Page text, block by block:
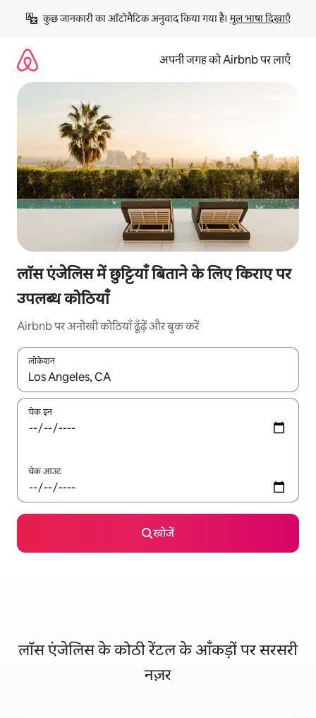
छोड़कर
कॉन्टेंट
कुछ जानकारी का ऑटोमैटिक अनुवाद किया गया है। मूल भाषा दिखाएँ
अपनी जगह को Airbnb पर लाएँ
लॉस एंजेलिस में छुट्टियाँ बिताने के लिए किराए पर
उपलब्ध कोठियाँ
Airbnb पर अनोखी कोठियाँ ढूँढ़ें और बुक करें
लोकेशन
नतीजों के उपलब्ध होने पर, अप और डाउन 'ऐरो की' का इस्तेमाल करके नेविगेट
चेक इन
चेक आउट
खोजें
लॉस एंजेलिस के कोठी रेंटल के आँकड़ों पर सरसरी
नज़र